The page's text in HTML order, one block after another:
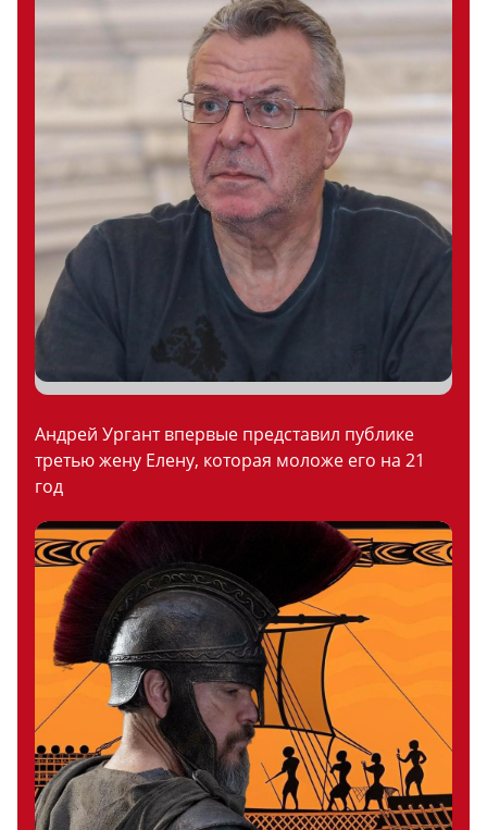
Андрей Ургант впервые представил публике
третью жену Елену, которая моложе его на 21
год